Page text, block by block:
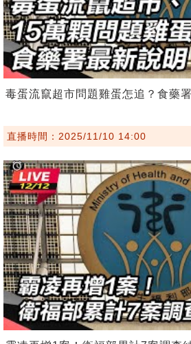
毒蛋流竄超市問題雞蛋怎追？食藥
直播時間：2025/11/10 14:00